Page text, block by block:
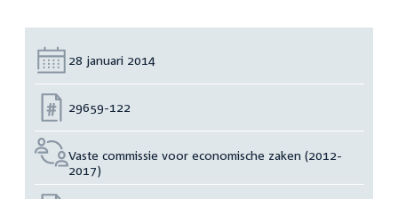
Datum:
28 januari 2014
Nummer:
29659-122
Vaste commissie voor economische zaken (2012-
2017)